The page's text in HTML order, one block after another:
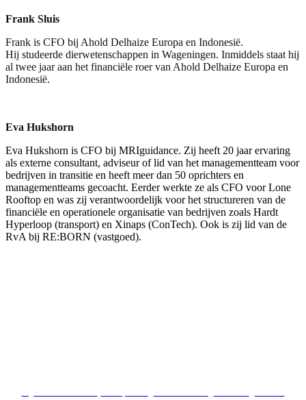
Frank Sluis
Frank is CFO bij Ahold Delhaize Europa en Indonesië.
Hij studeerde dierwetenschappen in Wageningen. Inmiddels staat hij
al twee jaar aan het financiële roer van Ahold Delhaize Europa en
Indonesië.
Eva Hukshorn
Eva Hukshorn is CFO bij MRIguidance. Zij heeft 20 jaar ervaring
als externe consultant, adviseur of lid van het managementteam voor
bedrijven in transitie en heeft meer dan 50 oprichters en
managementteams gecoacht. Eerder werkte ze als CFO voor Lone
Rooftop en was zij verantwoordelijk voor het structureren van de
financiële en operationele organisatie van bedrijven zoals Hardt
Hyperloop (transport) en Xinaps (ConTech). Ook is zij lid van de
RvA bij RE:BORN (vastgoed).